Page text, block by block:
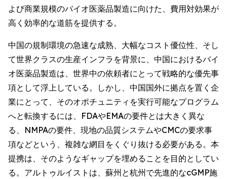
よび商業規模のバイオ医薬品製造に向けた、費用対効果が
高く効率的な道筋を提供する。
中国の規制環境の急速な成熟、大幅なコスト優位性、そし
て世界クラスの生産インフラを背景に、中国におけるバイ
オ医薬品製造は、世界中の依頼者にとって戦略的な優先事
項として浮上している。しかし、中国国外に拠点を置く企
業にとって、そのオポチュニティを実行可能なプログラム
へと転換するには、FDAやEMAの要件とは大きく異な
る、NMPAの要件、現地の品質システムやCMCの要求事
項などという、複雑な網目をくぐり抜ける必要がある。本
提携は、そのようなギャップを埋めることを目的としてい
る。アルトゥルイストは、蘇州と杭州で先進的なcGMP施